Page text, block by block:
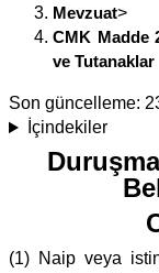
Mevzuat>
CMK Madde
ve Tutanaklar
Son güncelleme:
İçindekiler
(1) Naip veya